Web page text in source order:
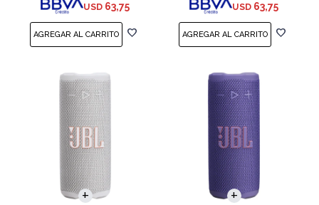
USD 63,75 USD 63,75